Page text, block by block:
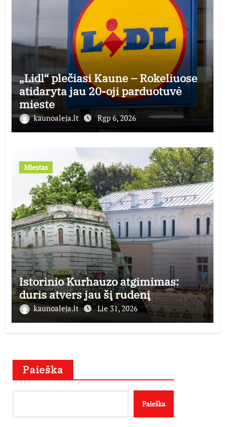
„Lidl“ plečiasi Kaune – Rokeliuose
atidaryta jau 20-oji parduotuvė
mieste
kaunoaleja.lt Rgp 6, 2026
Miestas
Istorinio Kurhauzo atgimimas:
duris atvers jau šį rudenį
kaunoaleja.lt Lie 31, 2026
Paieška
Paieška